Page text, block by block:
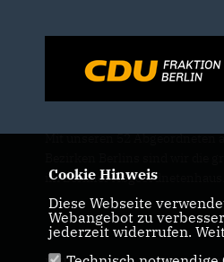
Mit unseren 52 Abgeordneten
im Berliner Abgeordnetenhaus.
Cookie Hinweis
Diese Webseite
Webangebot zu
jederzeit widerrufen.